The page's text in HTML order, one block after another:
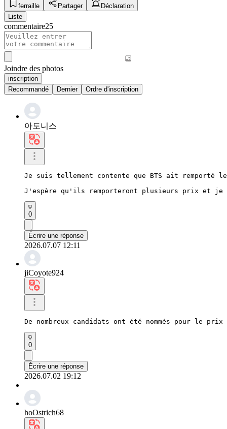
ferraille
Partager
Déclaration
Liste
commentaire25
Joindre des photos
inscription
Recommandé
Dernier Ordre d'inscription
아도니스
Je suis tellement contente que BTS ait remporté
J'espère qu'ils remporteront plusieurs prix et
0
Écrire une réponse
2026.07.07 12:11
jiCoyote924
De nombreux candidats ont été nommés pour le
0
Écrire une réponse
2026.07.02 19:12
hoOstrich68